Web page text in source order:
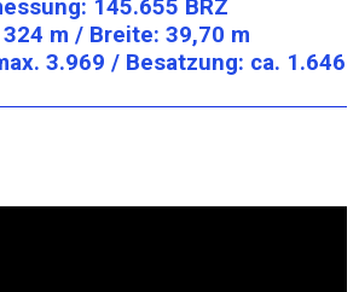
145.655 BRZ
324 m / Breite: 39,70 m
3.969 / Besatzung: ca. 1.646